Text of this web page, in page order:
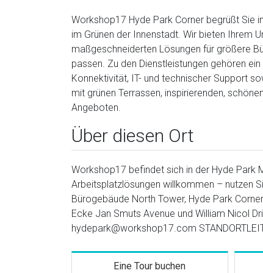
Workshop17 Hyde Park Corner begrüßt Sie
im Grünen der Innenstadt. Wir bieten Ihrem
maßgeschneiderten Lösungen für größere
passen. Zu den Dienstleistungen gehören
Konnektivität, IT- und technischer Support
mit grünen Terrassen, inspirierenden,
Angeboten.
Über diesen Ort
Workshop17 befindet sich in der Hyde Park
Arbeitsplatzlösungen willkommen – nutzen
Bürogebäude North Tower, Hyde Park
Ecke Jan Smuts Avenue und William Nicol
hydepark@workshop17.com
Eine Tour buchen